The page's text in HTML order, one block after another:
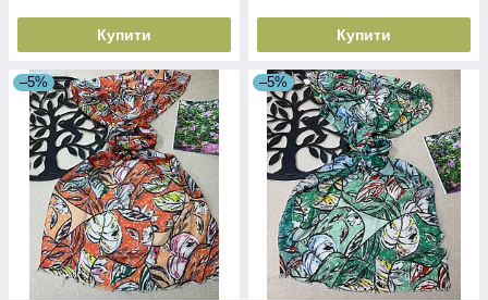
Купити Купити
–5% –5%